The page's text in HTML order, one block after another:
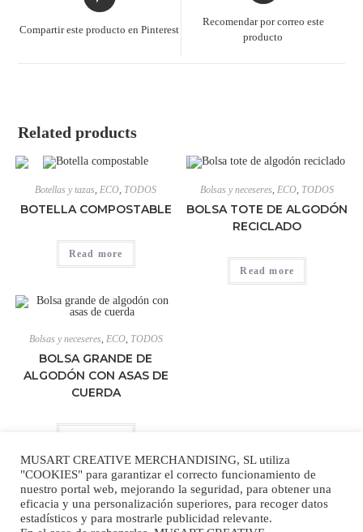
Compartir este producto en Pinterest
Recomendar por correo este
producto
Related products
Botellas y tazas,ECO, TODOS
BOTELLA COMPOSTABLE
Read more
Bolsas y neceseres,ECO, TODOS
BOLSA TOTE DE ALGODÓN
RECICLADO
Read more
Bolsas y neceseres ECO, TODOS
BOLSA GRANDE DE
ALGODÓN CON ASAS DE
CUERDA
MUSART CREATIVE MERCHANDISING, SL utiliza
"COOKIES" para garantizar el correcto funcionamiento de
nuestro portal web, mejorando la seguridad, para obtener una
eficacia y una personalización superiores, para recoger datos
estadísticos y para mostrarle publicidad relevante.